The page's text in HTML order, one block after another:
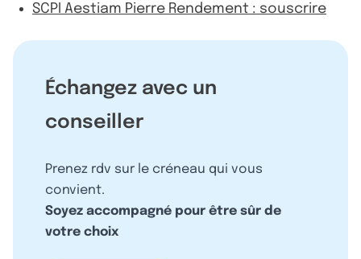
SCPI Aestiam Pierre Rendement : souscrire
Échangez avec un
conseiller
Prenez rdv sur le créneau qui vous
convient.
Soyez accompagné pour être sûr de
votre choix